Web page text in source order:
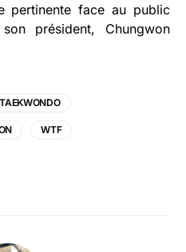
pertinente face au public
son président, Chungwon
TAEKWONDO
WTF